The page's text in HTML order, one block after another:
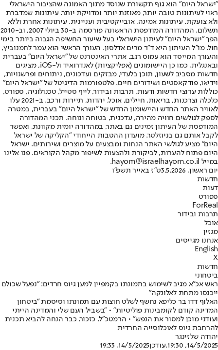
"ישראל היום" הוא גוף תקשורת שנוסד מתוך האמונה שהציבור הישראלי
ראוי לעיתונות טובה יותר, מאוזנת יותר ומדויקת יותר. עיתונות שמדברת
ולא צועקת. עיתונות אמינה, אובייקטיבית ועניינית. עיתונות אחרת וללא
תשלום. המהדורה המודפסת הראשונה פורסמה ב-30 ביולי 2007, וב-2010
הפך "ישראל היום" לעיתון הישראלי בעל שיעור החשיפה הגבוה ביותר בימי
חול. מו"ל העיתון היא ד"ר מרים אדלסון. העורך הראשי הוא עמר לחמנוביץ,
והעורך המייסד הוא עמוס רגב. אתרי האינטרנט של "ישראל היום" בעברית
ובאנגלית, כמו כן היישומונים (אפליקציות) לאנדרואיד ול-iOS, מציגים
חדשות מסביב לשעון, תוכן בלעדי, מבזקים ועדכונים, ניתוחים ופרשנויות,
וידיאו, פודקאסטים ושידורים חיים. פלטפורמות הדיגיטל של "ישראל היום"
כוללות ערוצי חדשות ודעות, תרבות ובידור, לייף סטייל, טכנולוגיה, ספורט,
כלכלה וצרכנות, בריאות, חיילים, אוכל, יהדות, תיירות ורכב. ב-2021 עלו
לאוויר האתר החדש והיישומון החדש של "ישראל היום" בעברית, במטרה
לספק לגולשים חוויה מהירה, עדכנית, בטוחה ונוחה. תכני המהדורה
המודפסת של העיתון זמינים גם באתר, במהדורה יומית מקוונת, ואפשר
לקבל אותם גם בניוזלטר. מועדון ההטבות הייחודי "הקליקה של ישראל
היום" מציע לגולשי האתר הנחות ומבצעים על מוצרים ושירותים. ישראל
היום פתוח להערות, לביקורת ולהצעות לשיפור מקהל הקוראים. פנו אלינו
במייל hayom@israelhayom.co.il.
יום ראשון, 3.5.2026
ט"ז באייר תשפ"ו
חדשות
דעות
ספורט
ForReal
תרבות ובידור
אוכל
מגזין
אנחנו מגייסים
English
X
חדשות
ביטחוני
ראש אכ"א מגיב לשימוש בתמונתו בקמפיין למען גיוס חרדים: "נפעל שכולם
ייכנסו מתחת לאלונקה"
האלוף דדו בר כליפא נחשף לשלט חוצות עם תמונתו וסיסמת "ביטחון
המדינה קודם לקומבינות פוליטיות" • "בשביל העם שלי והמדינה הייתי
ועודני מוכן למסור את הנפש" • הרמטכ"ל, כזכור, כבר הנחה להביא תכנית
להרחבת גיוס לאוכלוסייה החרדית
יהודה שלזינגר
14/5/2025, 19:30
,עודכן14/5/2025, 19:33